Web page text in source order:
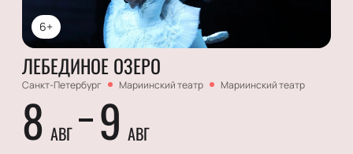
6+
ЛЕБЕДИНОЕ ОЗЕРО
Санкт-Петербург Мариинский театр Мариинский театр
8 АВГ 9 АВГ